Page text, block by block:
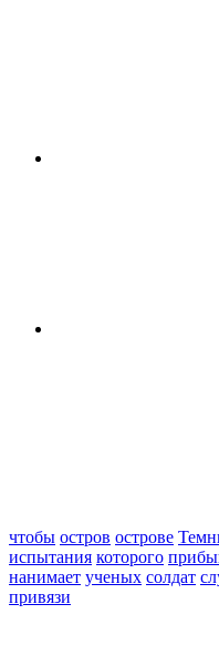
чтобы остров острове
испытания которого
нанимает ученых солдат
привязи